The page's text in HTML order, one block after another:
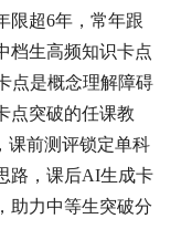
限超6年，常年跟
档生高频知识卡点
点是概念理解障碍
点突破的任课教
课前测评锁定单科
路，课后AI生成卡
助力中等生突破分